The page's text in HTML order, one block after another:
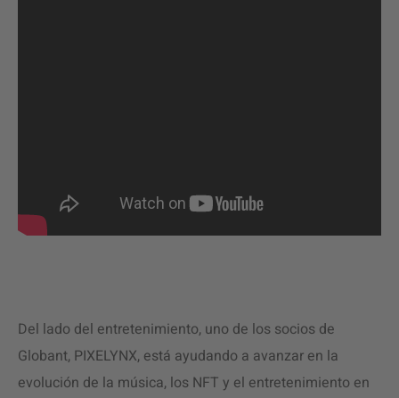
Del lado del entretenimiento, uno de los socios de
Globant, PIXELYNX, está ayudando a avanzar en la
evolución de la música, los NFT y el entretenimiento en